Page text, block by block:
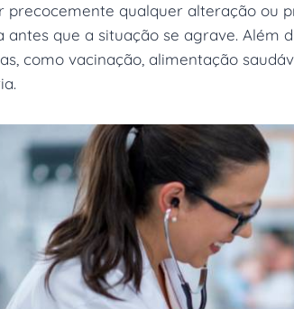
precocemente qualquer alteração ou
antes que a situação se agrave. Além
como vacinação, alimentação